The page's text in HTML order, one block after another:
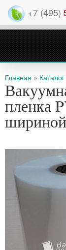
+7 (495)
Вы здесь
Главная »
пленка